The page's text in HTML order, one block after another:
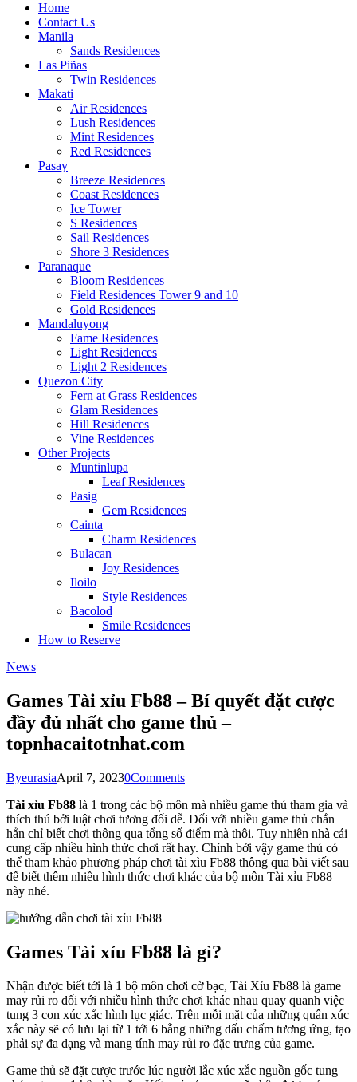
Home
Contact Us
Manila
Sands Residences
Las Piñas
Twin Residences
Makati
Air Residences
Lush Residences
Mint Residences
Red Residences
Pasay
Breeze Residences
Coast Residences
Ice Tower
S Residences
Sail Residences
Shore 3 Residences
Paranaque
Bloom Residences
Field Residences Tower 9 and 10
Gold Residences
Mandaluyong
Fame Residences
Light Residences
Light 2 Residences
Quezon City
Fern at Grass Residences
Glam Residences
Hill Residences
Vine Residences
Other Projects
Muntinlupa
Leaf Residences
Pasig
Gem Residences
Cainta
Charm Residences
Bulacan
Joy Residences
Iloilo
Style Residences
Bacolod
Smile Residences
How to Reserve
News
Games Tài xỉu Fb88 – Bí quyết đặt cược
đầy đủ nhất cho game thủ –
topnhacaitotnhat.com
ByeurasiaApril 7, 20230Comments
Tài xỉu Fb88 là 1 trong các bộ môn mà nhiều game thủ tham gia và
thích thú bởi luật chơi tương đối dễ. Đối với nhiều game thủ chắn
hẳn chỉ biết chơi thông qua tổng số điểm mà thôi. Tuy nhiên nhà cái
cung cấp nhiều hình thức chơi rất hay. Chính bởi vậy game thủ có
thể tham khảo phương pháp chơi tài xìu Fb88 thông qua bài viết sau
để biết thêm nhiều hình thức chơi khác của bộ môn Tài xỉu Fb88
này nhé.
Games Tài xỉu Fb88 là gì?
Nhận được biết tới là 1 bộ môn chơi cờ bạc, Tài Xỉu Fb88 là game
may rủi ro đối với nhiều hình thức chơi khác nhau quay quanh việc
tung 3 con xúc xắc hình lục giác. Trên mỗi mặt của những quân xúc
xắc này sẽ có lưu lại từ 1 tới 6 bằng những dấu chấm tương ứng, tạo
phải sự đa dạng và mang tính may rủi ro đặc trưng của game.
Game thủ sẽ đặt cược trước lúc người lắc xúc xắc nguồn gốc tung